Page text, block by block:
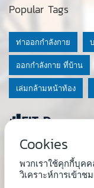
© 2020 Fit-D.com &
About Us | นโยบายคว
เนื้อหาที่ใช้ในเว็บนี้ ไม่สา
Popular Tags
ท่าออกกำลังกาย
ออกกำลังกาย ที่บ้าน
เล่มกล้ามหน้าท้อง
Cookies
พวกเราใช้คุกกี้บุค
วิเคราะห์การเข้าช